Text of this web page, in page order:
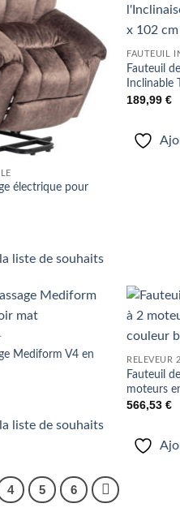
électrique pour
liste de souhaits
FAUTEUIL
Fauteuil
Inclinable
189,99€
de
Mediform V4 en
liste de souhaits
RELEVEUR
Fauteuil
moteurs
566,53€
4 5 6